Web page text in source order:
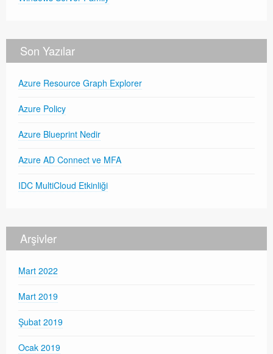
Son Yazılar
Azure Resource Graph Explorer
Azure Policy
Azure Blueprint Nedir
Azure AD Connect ve MFA
IDC MultiCloud Etkinliği
Arşivler
Mart 2022
Mart 2019
Şubat 2019
Ocak 2019